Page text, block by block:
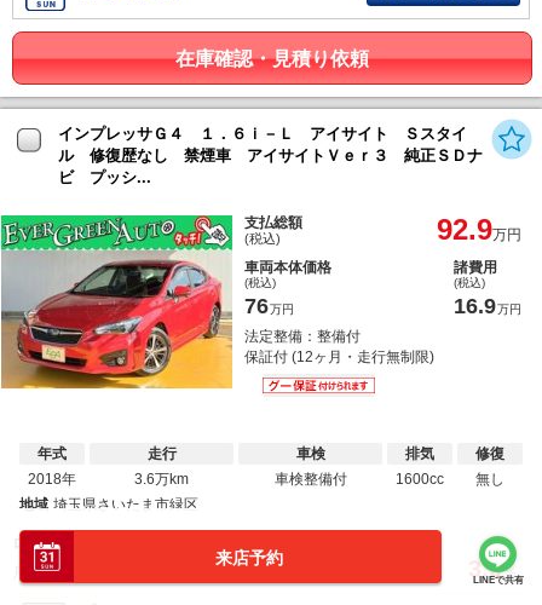
来店予約
LINEで共有
在庫確認・見積り依頼
インプレッサＧ４ １．６ｉ－Ｌ アイサイト Ｓスタイ
ル 修復歴なし 禁煙車 アイサイトＶｅｒ３ 純正ＳＤナ
ビ プッシ...
支払総額
(税込) 92.9万円
車両本体価格
(税込)
76万円
諸費用
(税込)
16.9万円
法定整備：整備付
保証付 (12ヶ月・走行無制限)
年式
2018年
走行
3.6万km
車検
車検整備付
排気
1600cc
修復
無し
地域 埼玉県さいたま市緑区
ローンご利用時
月々
5,600円 実質年率 3.9％